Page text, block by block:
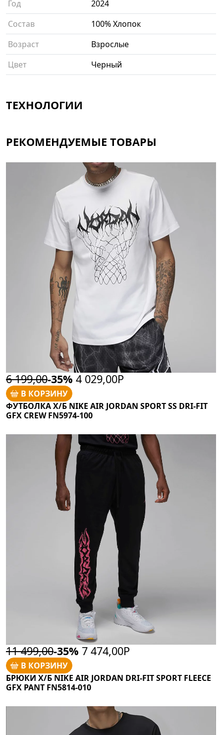
Год
2024
Состав
100% Хлопок
Возраст
Взрослые
Цвет
Черный
ТЕХНОЛОГИИ
РЕКОМЕНДУЕМЫЕ ТОВАРЫ
6 199,00-35% 4 029,00Р
В КОРЗИНУ
ФУТБОЛКА Х/Б NIKE AIR JORDAN SPORT SS DRI-FIT
GFX CREW FN5974-100
11 499,00-35% 7 474,00Р
В КОРЗИНУ
БРЮКИ Х/Б NIKE AIR JORDAN DRI-FIT SPORT FLEECE
GFX PANT FN5814-010